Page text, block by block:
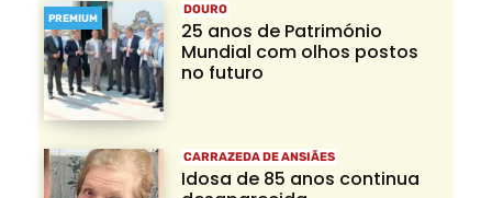
PREMIUM
DOURO
25 anos de Património
Mundial com olhos postos
no futuro
CARRAZEDA DE ANSIÃES
Idosa de 85 anos continua